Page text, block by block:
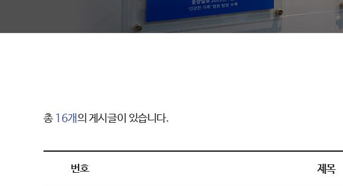
총 16개의 게시글이 있습니다.
번호 제목